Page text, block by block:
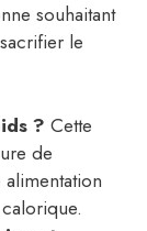
souhaitant
le
? Cette
de